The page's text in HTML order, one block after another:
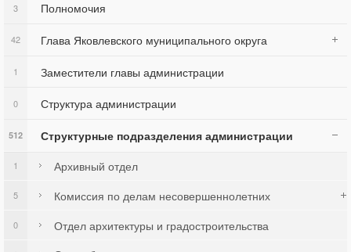
Полномочия
3
Глава Яковлевского муниципального округа
42
Заместители главы администрации
1
Структура администрации
0
Структурные подразделения администрации
512
Архивный отдел
1
Комиссия по делам несовершеннолетних
5
Отдел архитектуры и градостроительства
0